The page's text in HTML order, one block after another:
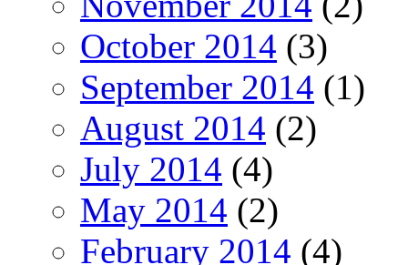
October 2014 (3)
September 2014 (1)
August 2014 (2)
July 2014 (4)
May 2014 (2)
February 2014 (4)